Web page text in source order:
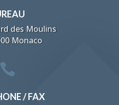
des Moulins
Monaco

/ FAX